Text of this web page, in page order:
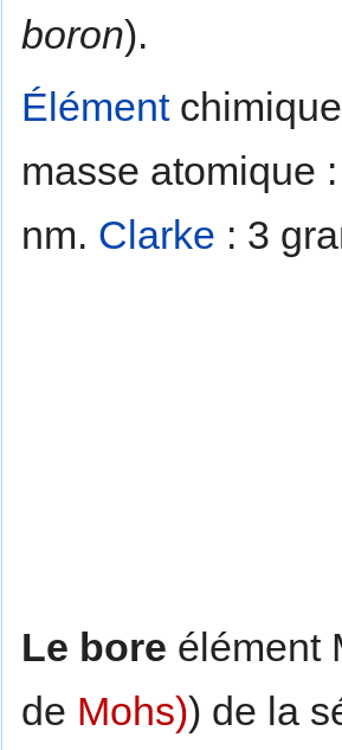
boron).
Élément
masse atomique
nm. Clarke : 3
Le bore élément
de Mohs)) de la